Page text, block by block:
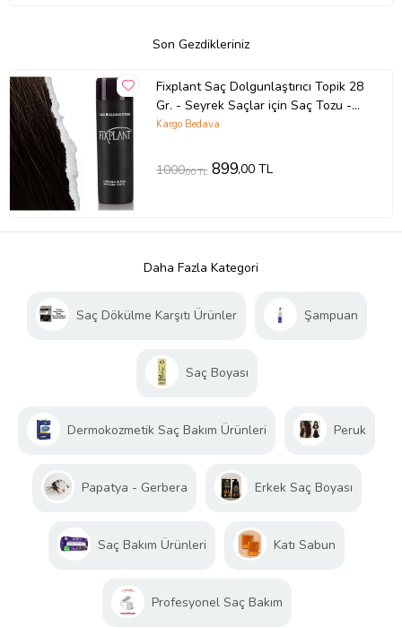
Son Gezdikleriniz
Fixplant Saç Dolgunlaştırıcı Topik 28
Gr. - Seyrek Saçlar için Saç Tozu -
Fixplant Saç Fiberi - Orta Kahve
Kargo Bedava
1000,00 TL 899,00 TL
Daha Fazla Kategori
Saç Dökülme Karşıtı Ürünler Şampuan
Saç Boyası
Dermokozmetik Saç Bakım Ürünleri Peruk
Papatya - Gerbera Erkek Saç Boyası
Saç Bakım Ürünleri Katı Sabun
Profesyonel Saç Bakım